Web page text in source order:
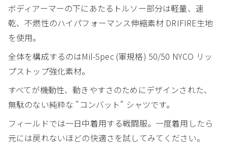
ボディアーマーの下にあたるトルソー部分は軽量、速
乾、不燃性のハイパフォーマンス伸縮素材 DRIFIRE生地
を使用。
全体を構成するのはMil-Spec (軍規格) 50/50 NYCO リッ
プストップ強化素材。
すべてが機動性、動きやすさのためにデザインされた、
無駄のない純粋な "コンバット" シャツです。
フィールドでは一日中着用する戦闘服。一度着用したら
元には戻れないほどの快適さを試してみてください。